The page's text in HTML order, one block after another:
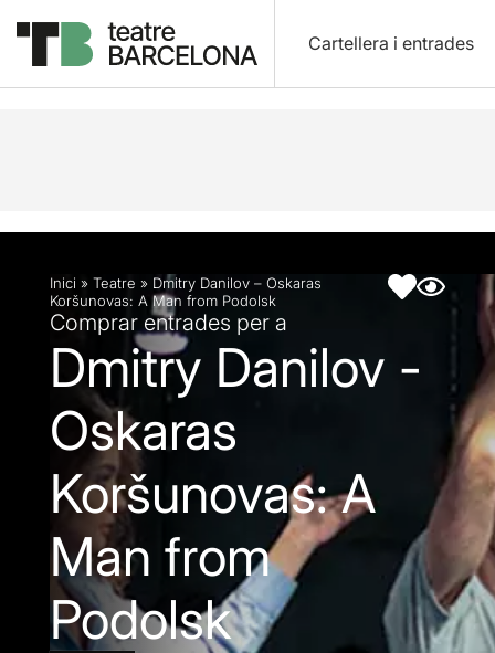
Cartellera i entrades
Descripció Fitxa artística Fotos i vídeos
Inici » Teatre » Dmitry Danilov – Oskaras
Koršunovas: A Man from Podolsk
Comprar entrades per a
Dmitry Danilov -
Oskaras
Koršunovas: A
Man from
Podolsk